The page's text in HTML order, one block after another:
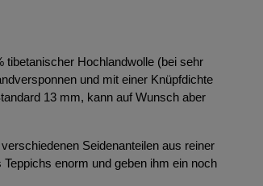
tibetanischer Hochlandwolle (bei sehr
und mit einer Knüpfdichte
13 mm, kann auf Wunsch aber
Seidenanteilen aus reiner
enorm und geben ihm ein noch